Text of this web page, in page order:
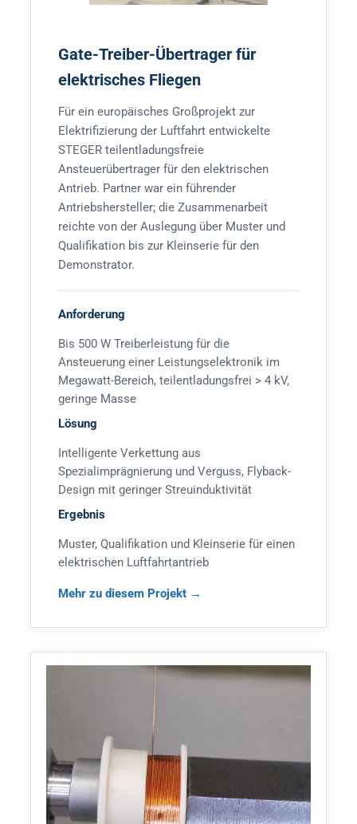
Gate-Treiber-Übertrager für
elektrisches Fliegen
Für ein europäisches Großprojekt zur
Elektrifizierung der Luftfahrt entwickelte
STEGER teilentladungsfreie
Ansteuerübertrager für den elektrischen
Antrieb. Partner war ein führender
Antriebshersteller; die Zusammenarbeit
reichte von der Auslegung über Muster und
Qualifikation bis zur Kleinserie für den
Demonstrator.
Anforderung
Bis 500 W Treiberleistung für die
Ansteuerung einer Leistungselektronik im
Megawatt-Bereich, teilentladungsfrei > 4 kV,
geringe Masse
Lösung
Intelligente Verkettung aus
Spezialimprägnierung und Verguss, Flyback-
Design mit geringer Streuinduktivität
Ergebnis
Muster, Qualifikation und Kleinserie für einen
elektrischen Luftfahrtantrieb
Mehr zu diesem Projekt